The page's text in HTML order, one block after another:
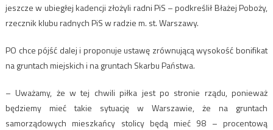
jeszcze w ubiegłej kadencji złożyli radni PiS – podkreślił Błażej Poboży,
rzecznik klubu radnych PiS w radzie m. st. Warszawy.
PO chce pójść dalej i proponuje ustawę zrównującą wysokość bonifikat
na gruntach miejskich i na gruntach Skarbu Państwa.
– Uważamy, że w tej chwili piłka jest po stronie rządu, ponieważ
będziemy mieć takie sytuację w Warszawie, że na gruntach
samorządowych mieszkańcy stolicy będą mieć 98 – procentową